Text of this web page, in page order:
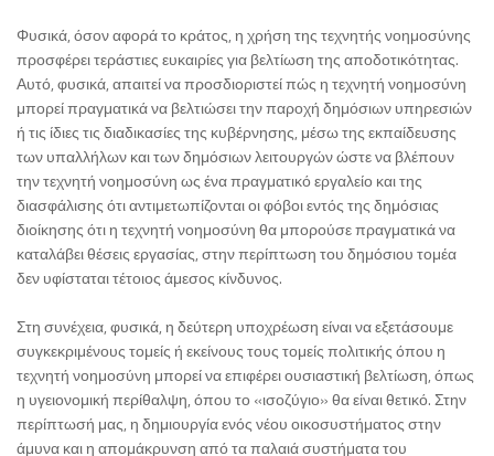
Φυσικά, όσον αφορά το κράτος, η χρήση της τεχνητής νοημοσύνης
προσφέρει τεράστιες ευκαιρίες για βελτίωση της αποδοτικότητας.
Αυτό, φυσικά, απαιτεί να προσδιοριστεί πώς η τεχνητή νοημοσύνη
μπορεί πραγματικά να βελτιώσει την παροχή δημόσιων υπηρεσιών
ή τις ίδιες τις διαδικασίες της κυβέρνησης, μέσω της εκπαίδευσης
των υπαλλήλων και των δημόσιων λειτουργών ώστε να βλέπουν
την τεχνητή νοημοσύνη ως ένα πραγματικό εργαλείο και της
διασφάλισης ότι αντιμετωπίζονται οι φόβοι εντός της δημόσιας
διοίκησης ότι η τεχνητή νοημοσύνη θα μπορούσε πραγματικά να
καταλάβει θέσεις εργασίας, στην περίπτωση του δημόσιου τομέα
δεν υφίσταται τέτοιος άμεσος κίνδυνος.
Στη συνέχεια, φυσικά, η δεύτερη υποχρέωση είναι να εξετάσουμε
συγκεκριμένους τομείς ή εκείνους τους τομείς πολιτικής όπου η
τεχνητή νοημοσύνη μπορεί να επιφέρει ουσιαστική βελτίωση, όπως
η υγειονομική περίθαλψη, όπου το «ισοζύγιο» θα είναι θετικό. Στην
περίπτωσή μας, η δημιουργία ενός νέου οικοσυστήματος στην
άμυνα και η απομάκρυνση από τα παλαιά συστήματα του